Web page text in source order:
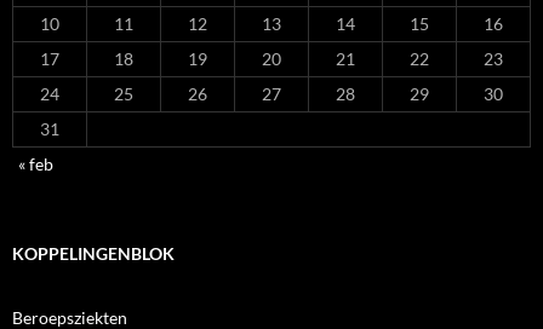
10
11 12 13 14 15
16
17
18 19 20 21 22
23
24
25 26 27 28 29
30
31
« feb
KOPPELINGENBLOK
Beroepsziekten